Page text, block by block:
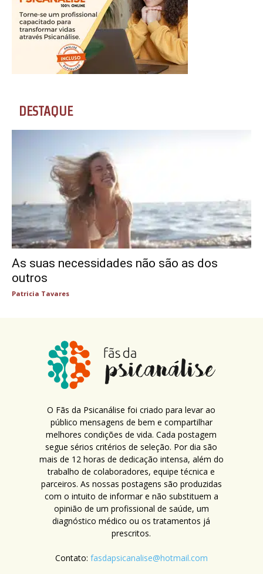
DESTAQUE
As suas necessidades não são as dos
outros
Patricia Tavares
O Fãs da Psicanálise foi criado para levar ao
público mensagens de bem e compartilhar
melhores condições de vida. Cada postagem
segue sérios critérios de seleção. Por dia são
mais de 12 horas de dedicação intensa, além do
trabalho de colaboradores, equipe técnica e
parceiros. As nossas postagens são produzidas
com o intuito de informar e não substituem a
opinião de um profissional de saúde, um
diagnóstico médico ou os tratamentos já
prescritos.
Contato: fasdapsicanalise@hotmail.com